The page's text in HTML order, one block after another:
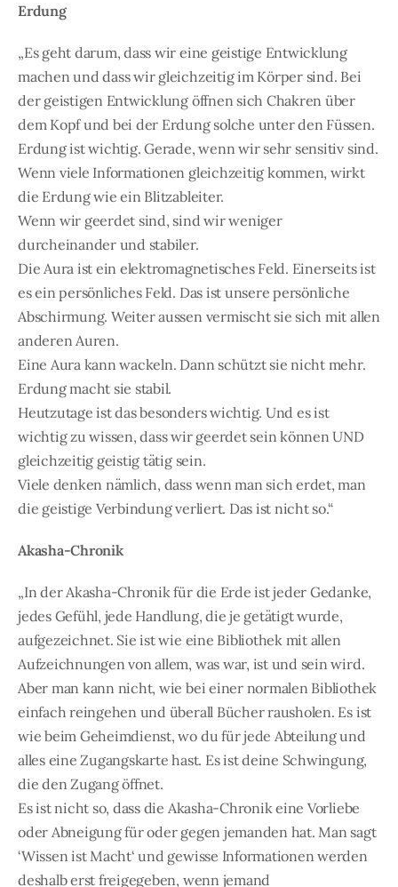
Erdung
„Es geht darum, dass wir eine geistige Entwicklung
machen und dass wir gleichzeitig im Körper sind. Bei
der geistigen Entwicklung öffnen sich Chakren über
dem Kopf und bei der Erdung solche unter den Füssen.
Erdung ist wichtig. Gerade, wenn wir sehr sensitiv sind.
Wenn viele Informationen gleichzeitig kommen, wirkt
die Erdung wie ein Blitzableiter.
Wenn wir geerdet sind, sind wir weniger
durcheinander und stabiler.
Die Aura ist ein elektromagnetisches Feld. Einerseits ist
es ein persönliches Feld. Das ist unsere persönliche
Abschirmung. Weiter aussen vermischt sie sich mit allen
anderen Auren.
Eine Aura kann wackeln. Dann schützt sie nicht mehr.
Erdung macht sie stabil.
Heutzutage ist das besonders wichtig. Und es ist
wichtig zu wissen, dass wir geerdet sein können UND
gleichzeitig geistig tätig sein.
Viele denken nämlich, dass wenn man sich erdet, man
die geistige Verbindung verliert. Das ist nicht so.“
Akasha-Chronik
„In der Akasha-Chronik für die Erde ist jeder Gedanke,
jedes Gefühl, jede Handlung, die je getätigt wurde,
aufgezeichnet. Sie ist wie eine Bibliothek mit allen
Aufzeichnungen von allem, was war, ist und sein wird.
Aber man kann nicht, wie bei einer normalen Bibliothek
einfach reingehen und überall Bücher rausholen. Es ist
wie beim Geheimdienst, wo du für jede Abteilung und
alles eine Zugangskarte hast. Es ist deine Schwingung,
die den Zugang öffnet.
Es ist nicht so, dass die Akasha-Chronik eine Vorliebe
oder Abneigung für oder gegen jemanden hat. Man sagt
‘Wissen ist Macht‘ und gewisse Informationen werden
deshalb erst freigegeben, wenn jemand